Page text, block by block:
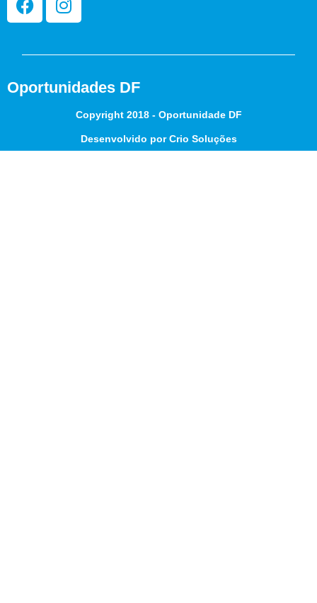
Oportunidades DF
Copyright 2018 - Oportunidade DF
Desenvolvido por Crio Soluções